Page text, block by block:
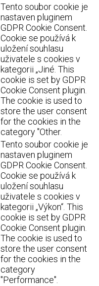
Tento soubor cookie je
nastaven pluginem
GDPR Cookie Consent.
Cookie se používá k
uložení souhlasu
uživatele s cookies v
kategorii „Jiné. This
cookie is set by GDPR
Cookie Consent plugin.
The cookie is used to
store the user consent
for the cookies in the
category "Other.
Tento soubor cookie je
nastaven pluginem
GDPR Cookie Consent.
Cookie se používá k
uložení souhlasu
uživatele s cookies v
kategorii „Výkon“. This
cookie is set by GDPR
Cookie Consent plugin.
The cookie is used to
store the user consent
for the cookies in the
category
"Performance".